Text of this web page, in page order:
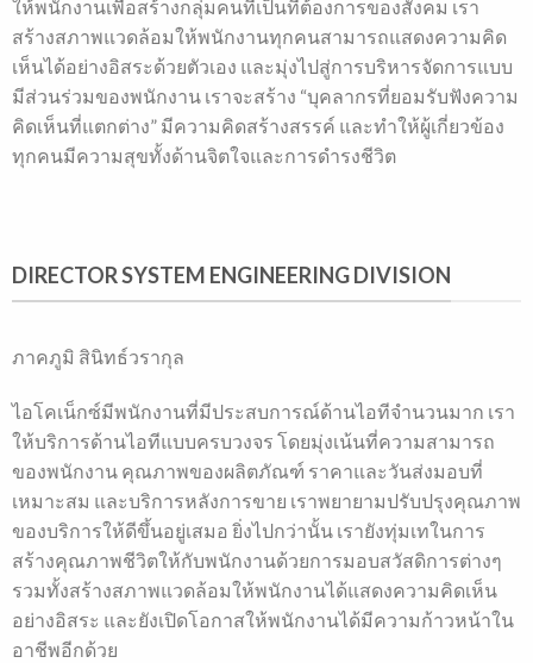
ให้พนักงานเพื่อสร้างกลุ่มคนที่เป็นที่ต้องการของสังคม เรา
สร้างสภาพแวดล้อมให้พนักงานทุกคนสามารถแสดงความคิด
เห็นได้อย่างอิสระด้วยตัวเอง และมุ่งไปสู่การบริหารจัดการแบบ
มีส่วนร่วมของพนักงาน เราจะสร้าง “บุคลากรที่ยอมรับฟังความ
คิดเห็นที่แตกต่าง” มีความคิดสร้างสรรค์ และทำให้ผู้เกี่ยวข้อง
ทุกคนมีความสุขทั้งด้านจิตใจและการดำรงชีวิต
DIRECTOR SYSTEM ENGINEERING DIVISION
ภาคภูมิ สินิทธ์วรากุล
ไอโคเน็กซ์มีพนักงานที่มีประสบการณ์ด้านไอทีจำนวนมาก เรา
ให้บริการด้านไอทีแบบครบวงจร โดยมุ่งเน้นที่ความสามารถ
ของพนักงาน คุณภาพของผลิตภัณฑ์ ราคาและวันส่งมอบที่
เหมาะสม และบริการหลังการขาย เราพยายามปรับปรุงคุณภาพ
ของบริการให้ดีขึ้นอยู่เสมอ ยิ่งไปกว่านั้น เรายังทุ่มเทในการ
สร้างคุณภาพชีวิตให้กับพนักงานด้วยการมอบสวัสดิการต่างๆ
รวมทั้งสร้างสภาพแวดล้อมให้พนักงานได้แสดงความคิดเห็น
อย่างอิสระ และยังเปิดโอกาสให้พนักงานได้มีความก้าวหน้าใน
อาชีพอีกด้วย